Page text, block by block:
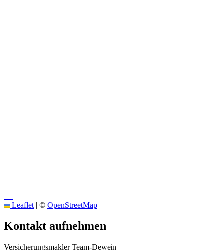
+−
Leaflet | © OpenStreetMap
Kontakt aufnehmen
Versicherungsmakler Team-Dewein